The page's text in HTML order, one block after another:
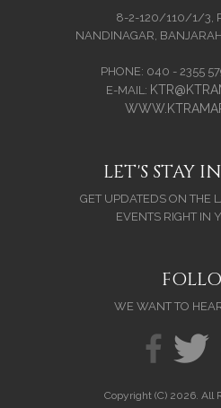
8-2-120/110/1/3,
NANDINAGAR,
PHONE: 040 - 2355
E-MAIL:
LET'S STAY
GET UPDATEDS ON THE
EVENTS RIGHT IN
WE WANT TO
Copyright (C) 2026. All